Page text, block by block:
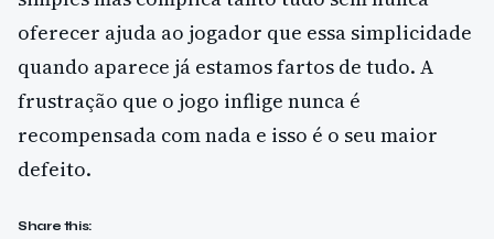
oferecer ajuda ao jogador que essa simplicidade
quando aparece já estamos fartos de tudo. A
frustração que o jogo inflige nunca é
recompensada com nada e isso é o seu maior
defeito.
Share this: